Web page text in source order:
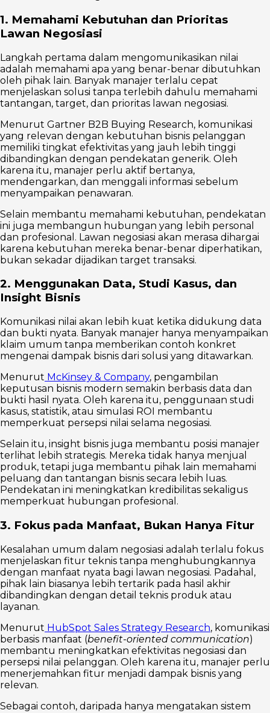
1. Memahami Kebutuhan dan Prioritas
Lawan Negosiasi
Langkah pertama dalam mengomunikasikan nilai
adalah memahami apa yang benar-benar dibutuhkan
oleh pihak lain. Banyak manajer terlalu cepat
menjelaskan solusi tanpa terlebih dahulu memahami
tantangan, target, dan prioritas lawan negosiasi.
Menurut Gartner B2B Buying Research, komunikasi
yang relevan dengan kebutuhan bisnis pelanggan
memiliki tingkat efektivitas yang jauh lebih tinggi
dibandingkan dengan pendekatan generik. Oleh
karena itu, manajer perlu aktif bertanya,
mendengarkan, dan menggali informasi sebelum
menyampaikan penawaran.
Selain membantu memahami kebutuhan, pendekatan
ini juga membangun hubungan yang lebih personal
dan profesional. Lawan negosiasi akan merasa dihargai
karena kebutuhan mereka benar-benar diperhatikan,
bukan sekadar dijadikan target transaksi.
2. Menggunakan Data, Studi Kasus, dan
Insight Bisnis
Komunikasi nilai akan lebih kuat ketika didukung data
dan bukti nyata. Banyak manajer hanya menyampaikan
klaim umum tanpa memberikan contoh konkret
mengenai dampak bisnis dari solusi yang ditawarkan.
Menurut McKinsey & Company, pengambilan
keputusan bisnis modern semakin berbasis data dan
bukti hasil nyata. Oleh karena itu, penggunaan studi
kasus, statistik, atau simulasi ROI membantu
memperkuat persepsi nilai selama negosiasi.
Selain itu, insight bisnis juga membantu posisi manajer
terlihat lebih strategis. Mereka tidak hanya menjual
produk, tetapi juga membantu pihak lain memahami
peluang dan tantangan bisnis secara lebih luas.
Pendekatan ini meningkatkan kredibilitas sekaligus
memperkuat hubungan profesional.
3. Fokus pada Manfaat, Bukan Hanya Fitur
Kesalahan umum dalam negosiasi adalah terlalu fokus
menjelaskan fitur teknis tanpa menghubungkannya
dengan manfaat nyata bagi lawan negosiasi. Padahal,
pihak lain biasanya lebih tertarik pada hasil akhir
dibandingkan dengan detail teknis produk atau
layanan.
Menurut HubSpot Sales Strategy Research, komunikasi
berbasis manfaat (benefit-oriented communication)
membantu meningkatkan efektivitas negosiasi dan
persepsi nilai pelanggan. Oleh karena itu, manajer perlu
menerjemahkan fitur menjadi dampak bisnis yang
relevan.
Sebagai contoh, daripada hanya mengatakan sistem